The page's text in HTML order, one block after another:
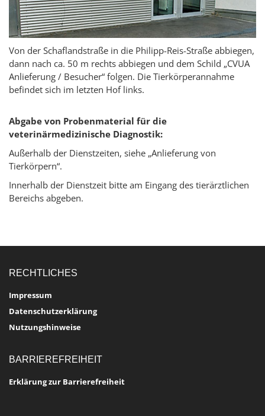
Von der Schaflandstraße in die Philipp-Reis-Straße abbiegen,
dann nach ca. 50 m rechts abbiegen und dem Schild „CVUA
Anlieferung / Besucher“ folgen. Die Tierkörperannahme
befindet sich im letzten Hof links.
Abgabe von Probenmaterial für die
veterinärmedizinische Diagnostik:
Außerhalb der Dienstzeiten, siehe „Anlieferung von
Tierkörpern“.
Innerhalb der Dienstzeit bitte am Eingang des tierärztlichen
Bereichs abgeben.
RECHTLICHES
Impressum
Datenschutzerklärung
Nutzungshinweise
BARRIEREFREIHEIT
Erklärung zur Barrierefreiheit